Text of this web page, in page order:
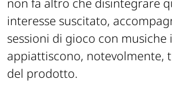
non fa altro che disintegrare
interesse suscitato,
sessioni di gioco con musiche
appiattiscono, notevolmente,
del prodotto.